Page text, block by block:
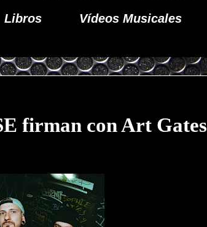
Libros Vídeos Musicales
firman con Art Gates